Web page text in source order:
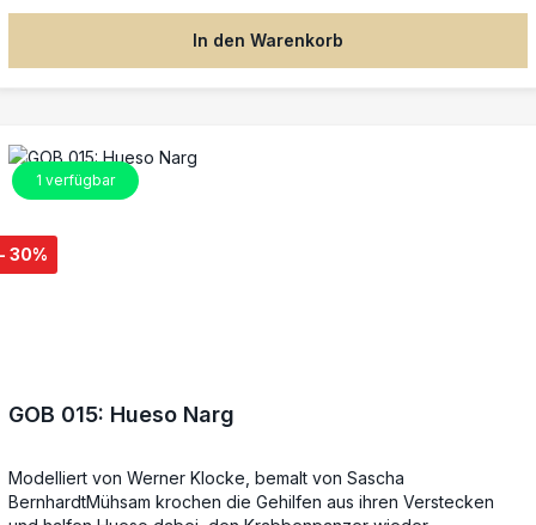
In den Warenkorb
1 verfügbar
30%
GOB 015: Hueso Narg
Modelliert von Werner Klocke, bemalt von Sascha
BernhardtMühsam krochen die Gehilfen aus ihren Verstecken